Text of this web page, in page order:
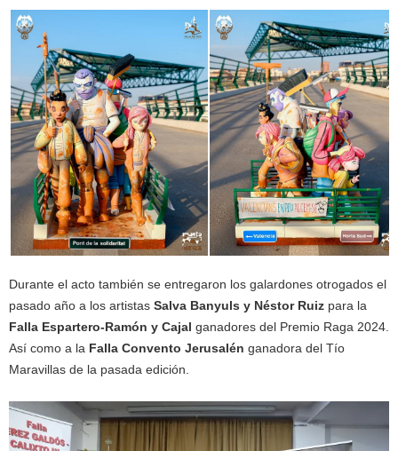
Durante el acto también se entregaron los galardones otrogados el
pasado año a los artistas Salva Banyuls y Néstor Ruiz para la
Falla Espartero-Ramón y Cajal ganadores del Premio Raga 2024.
Así como a la Falla Convento Jerusalén ganadora del Tío
Maravillas de la pasada edición.